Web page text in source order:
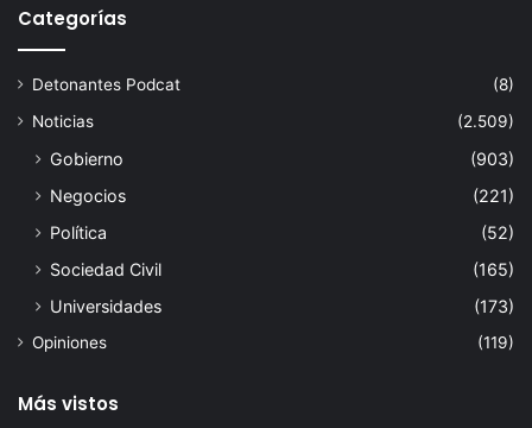
Categorías
Detonantes Podcat
(8)
Noticias
(2.509)
Gobierno
(903)
Negocios
(221)
Política
(52)
Sociedad Civil
(165)
Universidades
(173)
Opiniones (119)
Más vistos